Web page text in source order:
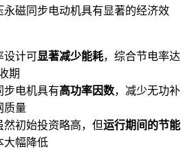
磁同步电动机具有显著的经济效
设计可显著减少能耗，综合节电率达
期
步电机具有高功率因数，减少无功补
质量
然初始投资略高，但运行期间的节能
大幅降低